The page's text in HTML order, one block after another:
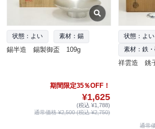
状態：よい 素材：錫
錫半造 錫製御盃 109g
期間限定35％OFF！
¥1,625
(税込 ¥1,788)
通常価格 ¥2,500 (税込 ¥2,750)
状態：よい
素材：鉄
祥雲造 銚
通常